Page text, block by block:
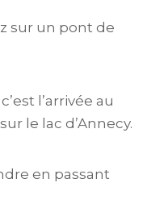
sur un pont de
l’arrivée au
le lac d’Annecy.
en passant